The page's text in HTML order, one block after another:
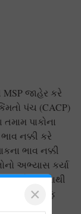
MSP જાહેર કરે
પંચ (CACP)
પાકોના
નક્કી કરે
ભાવ નક્કી
અભ્યાસ કર્યા
જાહેર કરવાથી
વર્ષે ખરીફ
કરે છે.